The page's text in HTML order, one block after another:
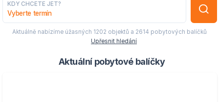
KDY CHCETE JET?
Vyberte termín
Aktuálně nabízíme úžasných 1202 objektů a 2614 pobytových balíčků
Upřesnit hledání
Aktuální pobytové balíčky